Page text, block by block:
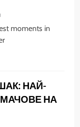
moments in
НАЙ-
НА